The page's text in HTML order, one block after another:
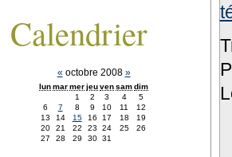
Calendrier
« octobre 2008 »
lunmarmerjeuvensamdim
1
2 3 4
5
6
7 8 9 10 11
12
13
14 15 16 17 18
19
20
21 22 23 24 25
26
27
28 29 30 31